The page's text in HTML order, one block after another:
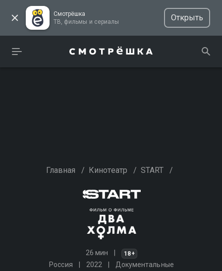
Смотрёшка
ТВ, фильмы и сериалы
Открыть
Главная / Кинотеатр / START /
26 мин 18+
Россия 2022 Документальные